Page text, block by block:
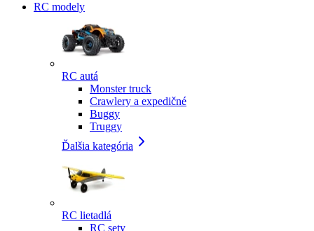
RC modely
RC autá
Monster truck
Crawlery a expedičné
Buggy
Truggy
Ďalšia kategória
RC lietadlá
RC sety